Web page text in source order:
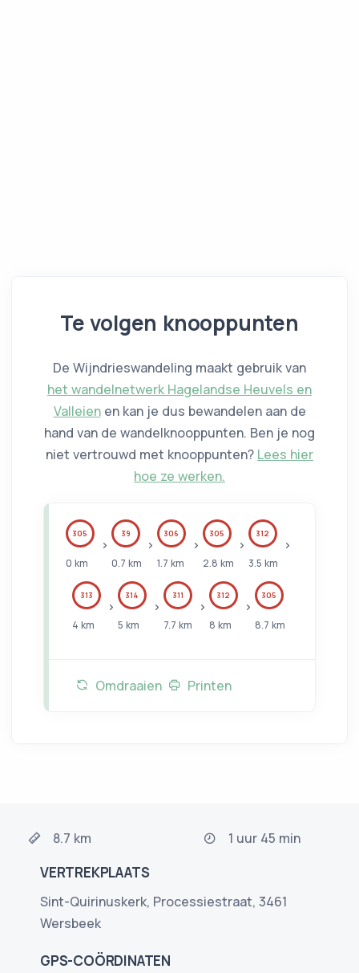
Te volgen knooppunten
De Wijndrieswandeling maakt gebruik van
het wandelnetwerk Hagelandse Heuvels en
Valleien en kan je dus bewandelen aan de
hand van de wandelknooppunten. Ben je nog
niet vertrouwd met knooppunten? Lees hier
hoe ze werken.
305
0 km
39
0.7 km
306
1.7 km
305
2.8 km
312
3.5 km
313
4 km
314
5 km
311
7.7 km
312
8 km
305
8.7 km
Omdraaien Printen
8.7 km 1 uur 45 min
VERTREKPLAATS
Sint-Quirinuskerk, Processiestraat, 3461
Wersbeek
GPS-COÖRDINATEN